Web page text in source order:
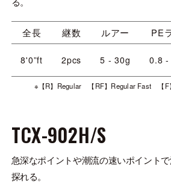
全長 継数 ルアー PE
8'0”ft 2pcs 5 - 30g 0.8 -
※【R】Regular 【RF】Regular Fast 【
TCX-902H/S
急深なポイントや潮流の速いポイント
探れる。